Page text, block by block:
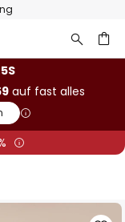
auf fast alles